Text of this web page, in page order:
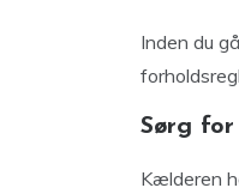
Inden du
Sørg
Kælderen